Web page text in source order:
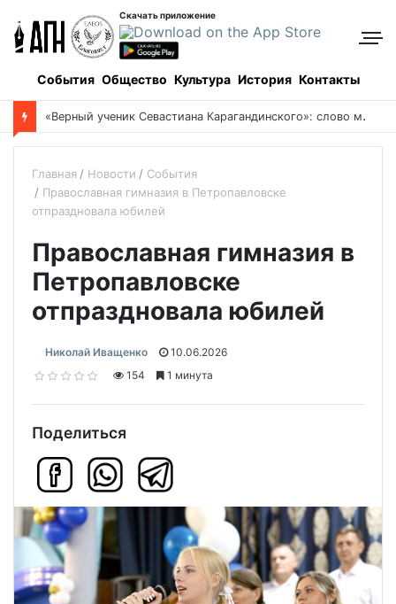
Скачать приложение
События Общество Культура История Контакты
«Верный ученик Севастиана Карагандинского»: слово митрополита Александра о почившем схиархимандрите Пахомии
Главная Новости
События
Православная гимназия в Петропавловске
отпраздновала юбилей
Православная гимназия в
Петропавловске
отпраздновала юбилей
Николай Иващенко
10.06.2026
154
1 минута
Поделиться